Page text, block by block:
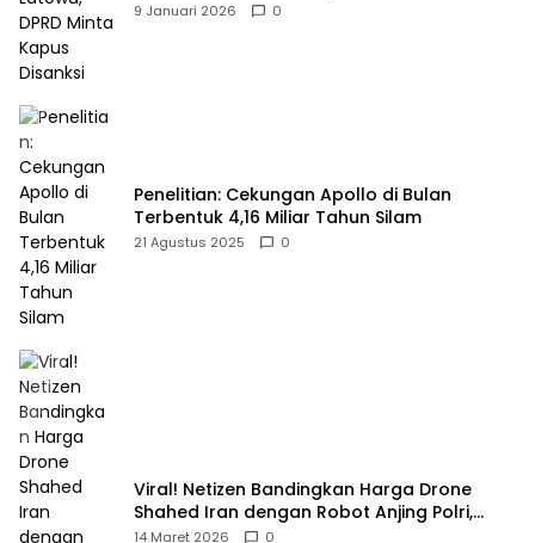
9 Januari 2026 0
Penelitian: Cekungan Apollo di Bulan
Terbentuk 4,16 Miliar Tahun Silam
21 Agustus 2025 0
Viral! Netizen Bandingkan Harga Drone
Shahed Iran dengan Robot Anjing Polri,
Selisihnya Capai 5 Kali Lipat
14 Maret 2026 0